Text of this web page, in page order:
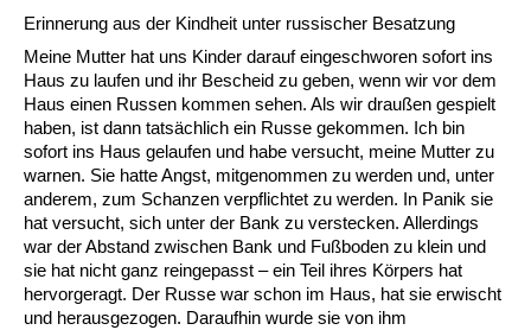
Erinnerung aus der Kindheit unter russischer Besatzung
Meine Mutter hat uns Kinder darauf eingeschworen sofort ins
Haus zu laufen und ihr Bescheid zu geben, wenn wir vor dem
Haus einen Russen kommen sehen. Als wir draußen gespielt
haben, ist dann tatsächlich ein Russe gekommen. Ich bin
sofort ins Haus gelaufen und habe versucht, meine Mutter zu
warnen. Sie hatte Angst, mitgenommen zu werden und, unter
anderem, zum Schanzen verpflichtet zu werden. In Panik sie
hat versucht, sich unter der Bank zu verstecken. Allerdings
war der Abstand zwischen Bank und Fußboden zu klein und
sie hat nicht ganz reingepasst – ein Teil ihres Körpers hat
hervorgeragt. Der Russe war schon im Haus, hat sie erwischt
und herausgezogen. Daraufhin wurde sie von ihm